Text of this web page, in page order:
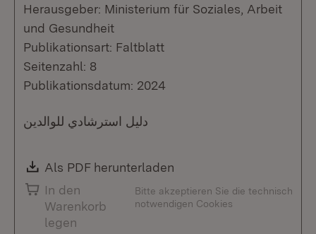
Herausgeber: Ministerium für Soziales, Arbeit
und Gesundheit
Publikationsart: Faltblatt
Seitenzahl: 8
Publikationsdatum: 2024
دليل استرشادي للوالدين
Download:
Als PDF herunterladen
In den
Warenkorb
legen
Bitte akzeptieren Sie die technisch
notwendigen Cookies